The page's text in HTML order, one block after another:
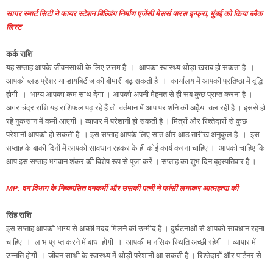
सागर स्मार्ट सिटी ने फायर स्टेशन बिल्डिंग निर्माण एजेंसी मेसर्स पारस इन्फ्रा, मुंबई को किया ब्लैक
लिस्ट
कर्क राशि
यह सप्ताह आपके जीवनसाथी के लिए उत्तम है । आपका स्वास्थ्य थोड़ा खराब हो सकता है ।
आपको ब्लड प्रेशर या डायबिटीज की बीमारी बढ़ सकती है । कार्यालय में आपकी प्रतिष्ठा में वृद्धि
होगी । भाग्य आपका कम साथ देगा । आपको अपनी मेहनत से ही सब कुछ प्राप्त करना है ।
अगर चंद्र राशि यह राशिफल पढ़ रहे हैं तो वर्तमान में आप पर शनि की अढ़ैया चल रही है । इससे हो
रहे नुकसान में कमी आएगी । व्यापार में परेशानी हो सकती है । मित्रों और रिश्तेदारों से कुछ
परेशानी आपको हो सकती है । इस सप्ताह आपके लिए सात और आठ तारीख अनुकूल है । इस
सप्ताह के बाकी दिनों में आपको सावधान रहकर के ही कोई कार्य करना चाहिए । आपको चाहिए कि
आप इस सप्ताह भगवान शंकर की विशेष रूप से पूजा करें । सप्ताह का शुभ दिन बृहस्पतिवार है ।
MP: वन विभाग के निष्कासित वनकर्मी और उसकी पत्नी ने फांसी लगाकर आत्महत्या की
सिंह राशि
इस सप्ताह आपको भाग्य से अच्छी मदद मिलने की उम्मीद है । दुर्घटनाओं से आपको सावधान रहना
चाहिए । लाभ प्राप्त करने में बाधा होगी । आपकी मानसिक स्थिति अच्छी रहेगी । व्यापार में
उन्नति होगी । जीवन साथी के स्वास्थ्य में थोड़ी परेशानी आ सकती है । रिश्तेदारों और पार्टनर से